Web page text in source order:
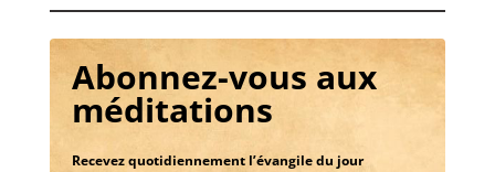
Abonnez-vous aux
méditations
Recevez quotidiennement l’évangile du jour